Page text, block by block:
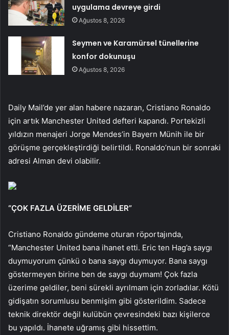
uygulama devreye girdi
Ağustos 8, 2026
Seymen ve Karamürsel tünellerine
konfor dokunuşu
Ağustos 8, 2026
Daily Mail’de yer alan habere nazaran, Cristiano Ronaldo
için artık Manchester United defteri kapandı. Portekizli
yıldızın menajeri Jorge Mendes’in Bayern Münih ile bir
görüşme gerçekleştirdiği belirtildi. Ronaldo’nun bir sonraki
adresi Alman devi olabilir.
“ÇOK FAZLA ÜZERİME GELDİLER”
Cristiano Ronaldo gündeme oturan röportajında,
“Manchester United bana ihanet etti. Eric ten Hag’a saygı
duymuyorum çünkü o bana saygı duymuyor. Bana saygı
göstermeyen birine ben de saygı duymam! Çok fazla
üzerime geldiler, beni sürekli ayrılmam için zorladılar. Kötü
gidişatın sorumlusu benmişim gibi gösterildim. Sadece
teknik direktör değil kulübün çevresindeki bazı kişilerce
bu yapıldı. İhanete uğramış gibi hissettim.